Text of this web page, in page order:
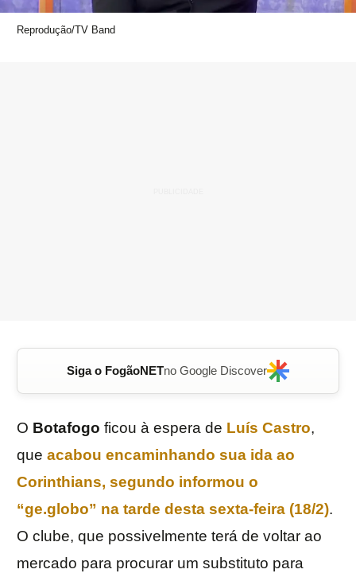
Reprodução/TV Band
Siga o FogãoNETno Google Discover
O Botafogo ficou à espera de Luís Castro,
que acabou encaminhando sua ida ao
Corinthians, segundo informou o
“ge.globo” na tarde desta sexta-feira (18/2).
O clube, que possivelmente terá de voltar ao
mercado para procurar um substituto para